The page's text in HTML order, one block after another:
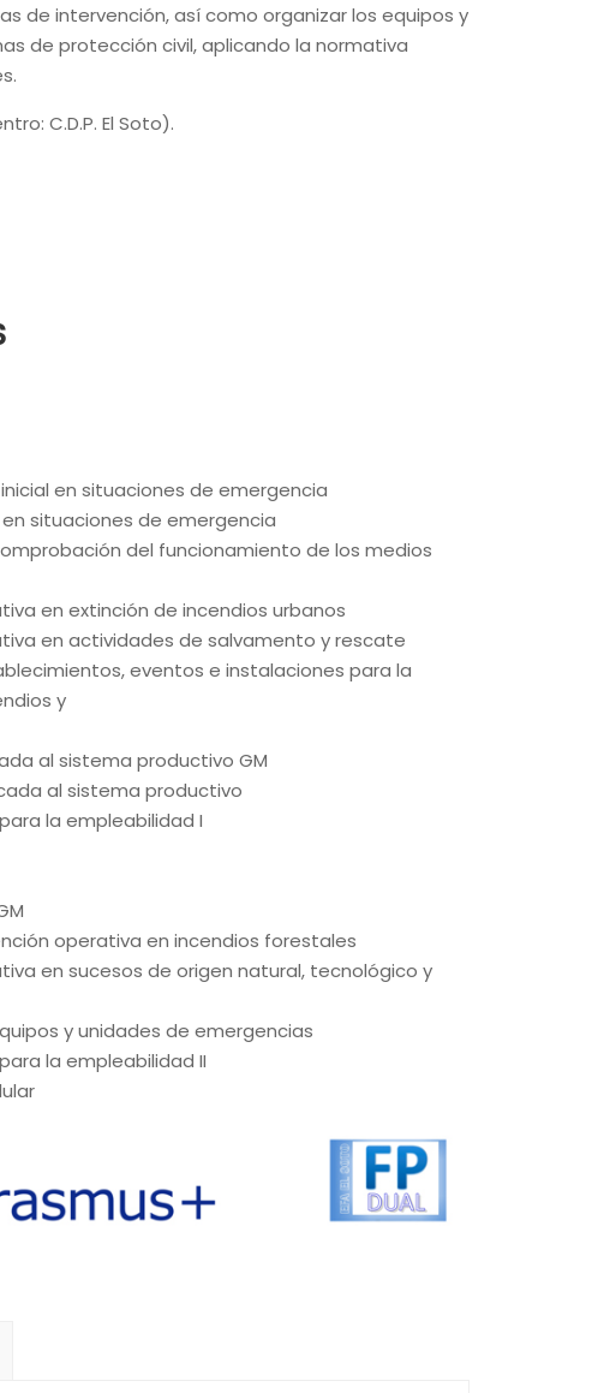
de intervención, así como organizar los equipos y
de protección civil, aplicando la normativa
C.D.P. El Soto).
en situaciones de emergencia
situaciones de emergencia
del funcionamiento de los medios
en extinción de incendios urbanos
en actividades de salvamento y rescate
eventos e instalaciones para la
y
al sistema productivo GM
al sistema productivo
la empleabilidad I
operativa en incendios forestales
en sucesos de origen natural, tecnológico y
y unidades de emergencias
la empleabilidad II